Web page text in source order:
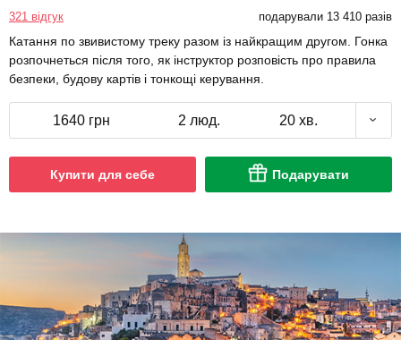
321 відгук подарували 13 410 разів
Катання по звивистому треку разом із найкращим другом. Гонка
розпочнеться після того, як інструктор розповість про правила
безпеки, будову картів і тонкощі керування.
1640 грн 2 люд. 20 хв.
Купити для себе Подарувати